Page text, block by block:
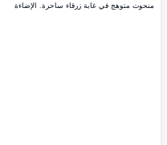
منحوت متوهج في غابة زرقاء ساحرة. الإضاءة